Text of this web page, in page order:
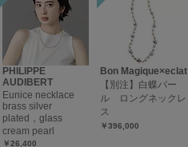
PHILIPPE
AUDIBERT
Eunice necklace
brass silver
plated，glass
cream pearl
￥26,400
Bon Magique×eclat
【別注】白蝶パー
ル ロングネックレ
ス
￥396,000